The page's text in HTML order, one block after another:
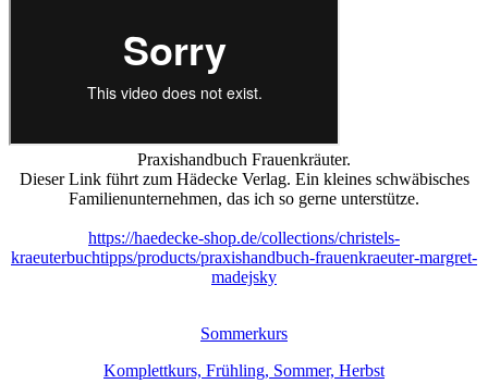
Praxishandbuch Frauenkräuter.
Dieser Link führt zum Hädecke Verlag. Ein kleines schwäbisches
Familienunternehmen, das ich so gerne unterstütze.
https://haedecke-shop.de/collections/christels-
kraeuterbuchtipps/products/praxishandbuch-frauenkraeuter-margret-
madejsky
Sommerkurs
Komplettkurs, Frühling, Sommer, Herbst